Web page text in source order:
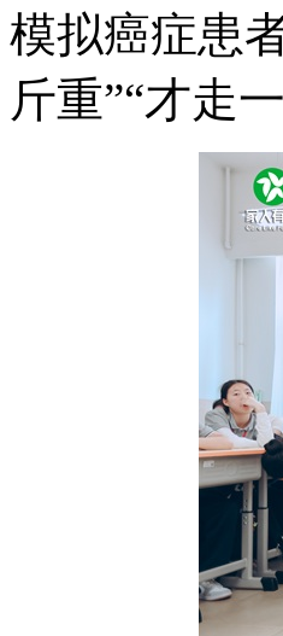
模拟癌症患
斤重”“才走